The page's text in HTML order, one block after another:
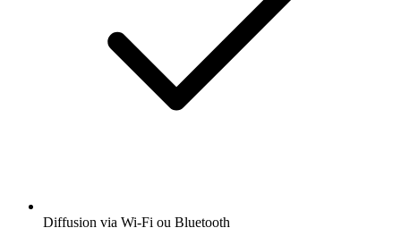
Diffusion via Wi-Fi ou Bluetooth